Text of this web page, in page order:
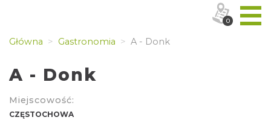
Główna Gastronomia A - Donk
A - Donk
Miejscowość:
CZĘSTOCHOWA
0